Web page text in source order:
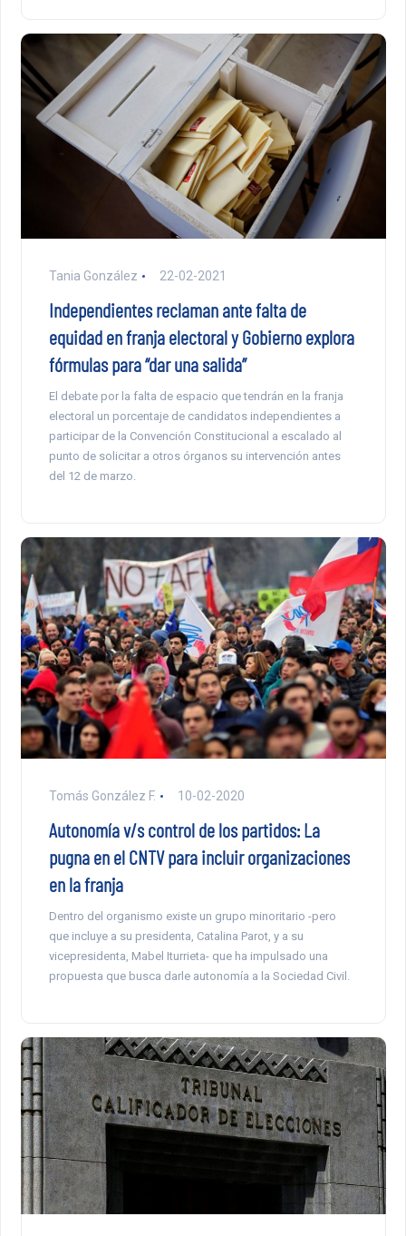
Tania González 22-02-2021
Independientes reclaman ante falta de
equidad en franja electoral y Gobierno explora
fórmulas para “dar una salida”
El debate por la falta de espacio que tendrán en la franja
electoral un porcentaje de candidatos independientes a
participar de la Convención Constitucional a escalado al
punto de solicitar a otros órganos su intervención antes
del 12 de marzo.
Tomás González F. 10-02-2020
Autonomía v/s control de los partidos: La
pugna en el CNTV para incluir organizaciones
en la franja
Dentro del organismo existe un grupo minoritario -pero
que incluye a su presidenta, Catalina Parot, y a su
vicepresidenta, Mabel Iturrieta- que ha impulsado una
propuesta que busca darle autonomía a la Sociedad Civil.